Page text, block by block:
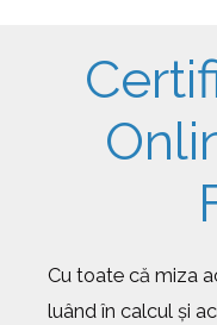
Cu toate că miza
luând în calcul și